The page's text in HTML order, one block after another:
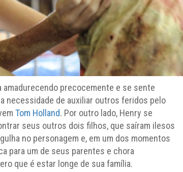
amadurecendo precocemente e se sente
necessidade de auxiliar outros feridos pelo
Tom Holland. Por outro lado, Henry se
seus outros dois filhos, que saíram ilesos
no personagem e, em um dos momentos
para um de seus parentes e chora
que é estar longe de sua família.